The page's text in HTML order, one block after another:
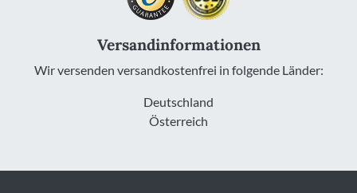
Versandinformationen
Wir versenden versandkostenfrei in folgende Länder:
Deutschland
Österreich